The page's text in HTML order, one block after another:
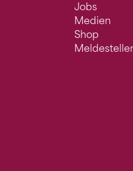
Jobs
Medien
Shop